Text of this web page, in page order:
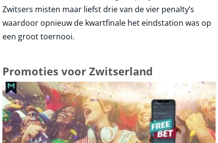
Zwitsers misten maar liefst drie van de vier penalty’s
waardoor opnieuw de kwartfinale het eindstation was op
een groot toernooi.
Promoties voor Zwitserland